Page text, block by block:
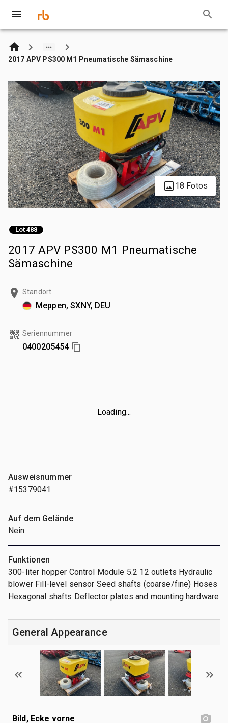
2017 APV PS300 M1 Pneumatische Sämaschine
18 Fotos
Lot 488
2017 APV PS300 M1 Pneumatische
Sämaschine
Standort
Meppen, SXNY, DEU
Seriennummer
0400205454
Loading...
Ausweisnummer
#15379041
Auf dem Gelände
Nein
Funktionen
300-liter hopper Control Module 5.2 12 outlets Hydraulic
blower Fill-level sensor Seed shafts (coarse/fine) Hoses
Hexagonal shafts Deflector plates and mounting hardware
General Appearance
Bild, Ecke vorne